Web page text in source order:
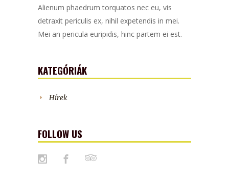
Alienum phaedrum torquatos nec eu, vis
detraxit periculis ex, nihil expetendis in mei.
Mei an pericula euripidis, hinc partem ei est.
KATEGÓRIÁK
Hírek
FOLLOW US